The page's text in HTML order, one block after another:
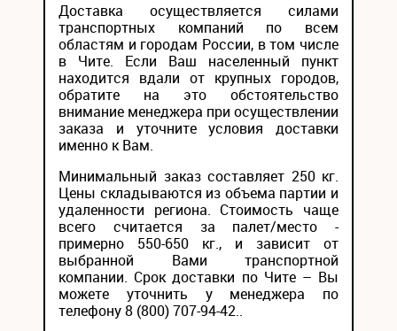
Доставка осуществляется силами
транспортных компаний по всем
областям и городам России, в том числе
в Чите. Если Ваш населенный пункт
находится вдали от крупных городов,
обратите на это обстоятельство
внимание менеджера при осуществлении
заказа и уточните условия доставки
именно к Вам.
Минимальный заказ составляет 250 кг.
Цены складываются из объема партии и
удаленности региона. Стоимость чаще
всего считается за палет/место -
примерно 550-650 кг., и зависит от
выбранной Вами транспортной
компании. Срок доставки по Чите – Вы
можете уточнить у менеджера по
телефону 8 (800) 707-94-42..